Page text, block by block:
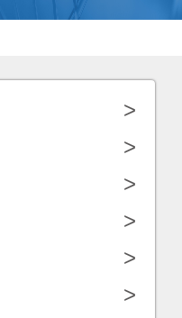
>
>
>
>
>
>